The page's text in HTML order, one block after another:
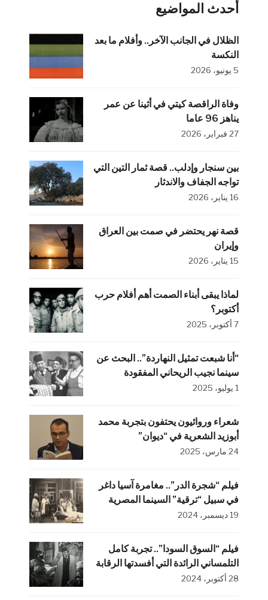
أحدث المواضيع
الظلال في الجانب الآخر.. وأفلام ما بعد
النكسة
5 يونيو، 2026
وفاة الراقصة كيتي في أثينا عن عمر
يناهز 96 عاما
27 فبراير، 2026
بين سنجار وإدلب.. قصة ثمار التين التي
تواجه الجفاف والاندثار
16 يناير، 2026
قصة نهر يحتضر في صمت بين العراق
وإيران
15 يناير، 2026
لماذا يبقى أبناء الصمت أهم أفلام حرب
أكتوبر؟
7 أكتوبر، 2025
“أنا شبعت تمثيل النهاردة”.. البحث عن
سينما نجيب الريحاني المفقودة
1 يوليو، 2025
شعراء وروائيون يحتفون بتجربة محمد
أبوزيد الشعرية في “ديوان”
24 مارس، 2025
فيلم “شجرة الدر”.. مغامرة آسيا داغر
في سبيل “ترقية” السينما المصرية
19 ديسمبر، 2024
فيلم “السوق السودا”.. تجربة كامل
التلمساني الرائدة التي أفسدتها الرقابة
28 أكتوبر، 2024